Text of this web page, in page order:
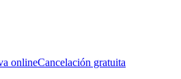
onlineCancelación gratuita